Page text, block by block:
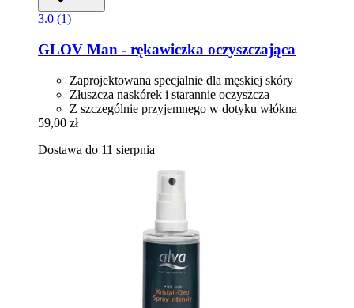
3.0 (1)
GLOV Man -​ rękawiczka oczyszczająca
Zaprojektowana specjalnie dla męskiej skóry
Złuszcza naskórek i starannie oczyszcza
Z szczególnie przyjemnego w dotyku włókna
59,00 zł
Dostawa do 11 sierpnia